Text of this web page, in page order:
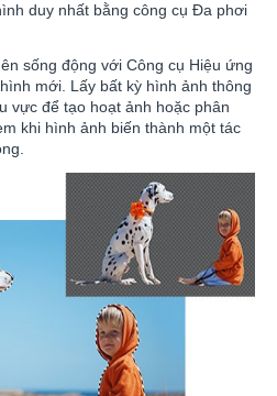
duy nhất bằng công cụ Đa phơi
sống động với Công cụ Hiệu ứng
mới. Lấy bất kỳ hình ảnh thông
vực để tạo hoạt ảnh hoặc phân
khi hình ảnh biến thành một tác